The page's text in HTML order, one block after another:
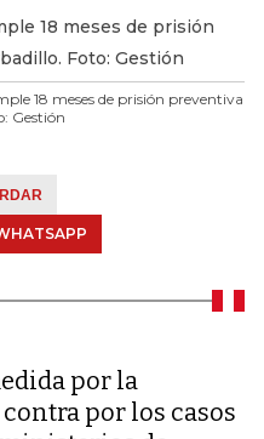
18 meses de prisión
Foto: Gestión
18 meses de prisión preventiva
Gestión
por la
por los casos